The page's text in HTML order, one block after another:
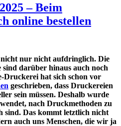
– Beim
online bestellen
nur nicht aufdringlich. Die
darüber hinaus auch noch
hat sich schon vor
geschrieben, dass Druckereien
sein müssen. Deshalb wurde
nach Druckmethoden zu
sind. Das kommt letztlich nicht
auch uns Menschen, die wir ja